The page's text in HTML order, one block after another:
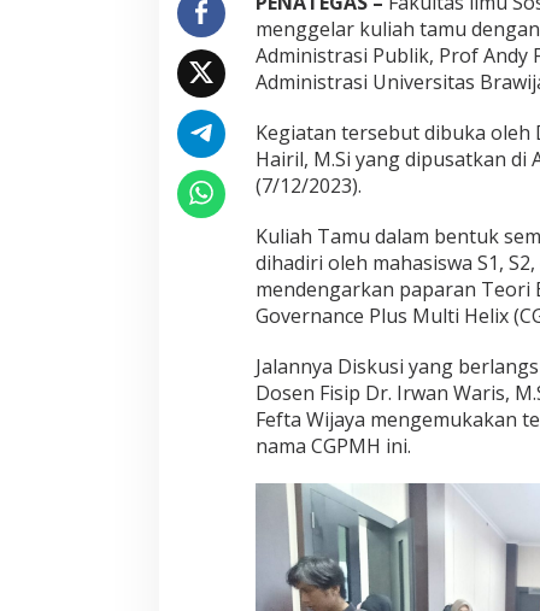
menggelar kuliah tamu
Administrasi Publik, Prof Andy
Administrasi Universitas
Kegiatan tersebut dibuka oleh
Hairil, M.Si yang dipusatkan di
(7/12/2023).
Kuliah Tamu dalam bentuk
dihadiri oleh mahasiswa S1,
mendengarkan paparan Teori
Governance Plus Multi Helix
Jalannya Diskusi yang
Dosen Fisip Dr. Irwan Waris,
Fefta Wijaya mengemukakan
nama CGPMH ini.